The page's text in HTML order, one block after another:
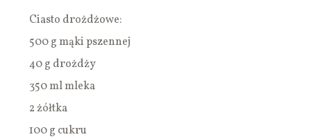
Ciasto drożdżowe:
500 g mąki pszennej
40 g drożdży
350 ml mleka
2 żółtka
100 g cukru